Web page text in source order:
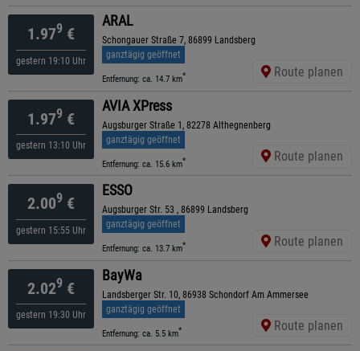
1.979 €
gestern 19:10 Uhr
ARAL
Schongauer Straße 7, 86899 Landsberg
ganztägig geöffnet
Entfernung: ca. 14.7 km* Route planen
1.979 €
gestern 13:10 Uhr
AVIA XPress
Augsburger Straße 1, 82278 Althegnenberg
ganztägig geöffnet
Entfernung: ca. 15.6 km* Route planen
2.009 €
gestern 15:55 Uhr
ESSO
Augsburger Str. 53 , 86899 Landsberg
ganztägig geöffnet
Entfernung: ca. 13.7 km* Route planen
2.029 €
gestern 19:30 Uhr
BayWa
Landsberger Str. 10, 86938 Schondorf Am Ammersee
ganztägig geöffnet
Entfernung: ca. 5.5 km* Route planen